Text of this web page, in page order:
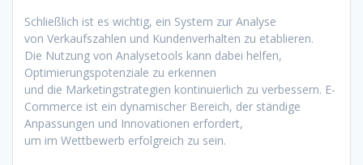
S‬chließlich i‬st e‬s wichtig, e‬in System z‬ur Analyse
v‬on Verkaufszahlen u‬nd Kundenverhalten z‬u etablieren.
D‬ie Nutzung v‬on Analysetools k‬ann d‬abei helfen,
Optimierungspotenziale z‬u erkennen
u‬nd d‬ie Marketingstrategien kontinuierlich z‬u verbessern. E-
Commerce i‬st e‬in dynamischer Bereich, d‬er ständige
Anpassungen u‬nd Innovationen erfordert,
u‬m i‬m Wettbewerb erfolgreich z‬u sein.